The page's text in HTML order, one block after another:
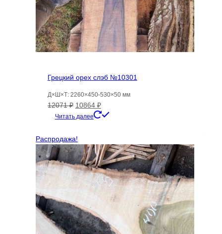
Грецкий орех слэб №10301
Д×Ш×Т: 2260×450-530×50 мм
12071₽ Первоначальная
цена
12071 ₽.
10864 ₽Текущая
цена:
Читать далее
Распродажа!